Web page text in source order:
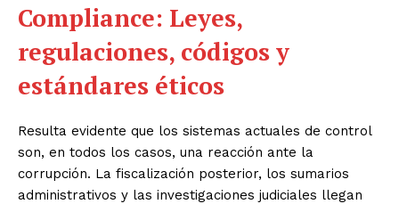
Compliance: Leyes,
regulaciones, códigos y
estándares éticos
Resulta evidente que los sistemas actuales de control
son, en todos los casos, una reacción ante la
corrupción. La fiscalización posterior, los sumarios
administrativos y las investigaciones judiciales llegan